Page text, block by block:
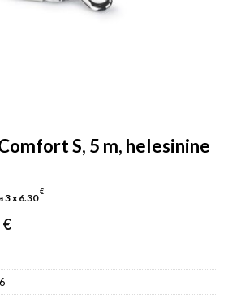
S, 5 m, helesinine
3 x 6.30
€
€